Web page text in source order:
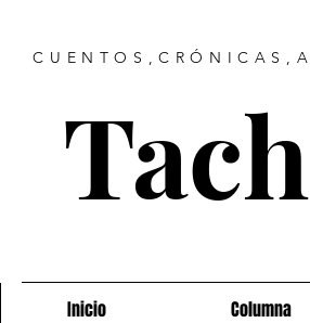
Inicio Columna